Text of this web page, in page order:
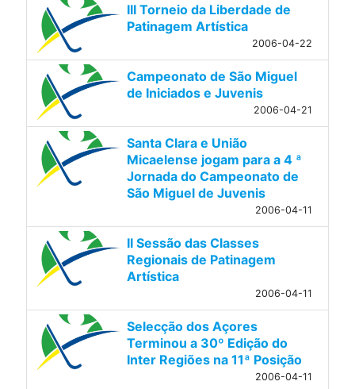
III Torneio da Liberdade de
Patinagem Artística
2006-04-22
Campeonato de São Miguel
de Iniciados e Juvenis
2006-04-21
Santa Clara e União
Micaelense jogam para a 4 ª
Jornada do Campeonato de
São Miguel de Juvenis
2006-04-11
II Sessão das Classes
Regionais de Patinagem
Artística
2006-04-11
Selecção dos Açores
Terminou a 30º Edição do
Inter Regiões na 11ª Posição
2006-04-11